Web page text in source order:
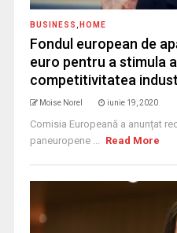
BUSINESS HOME
Fondul european de
euro pentru a stimula
competitivitatea
Moise Norel iunie 19, 2020
Comisia Europeană a anunțat
paneuropene ... Read More